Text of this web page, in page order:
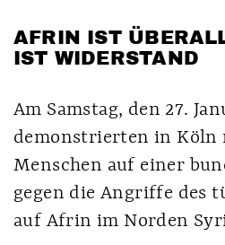
AFRIN IST
IST WIDERSTAND
Am Samstag, den 27.
demonstrierten in Köln
Menschen auf einer
gegen die Angriffe des
auf Afrin im Norden